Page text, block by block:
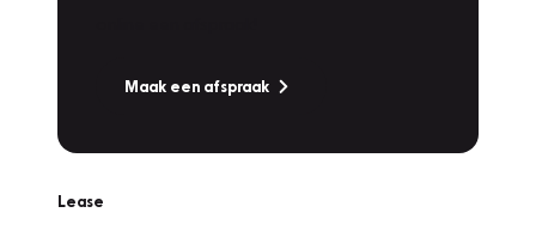
Maak een afspraak
Lease